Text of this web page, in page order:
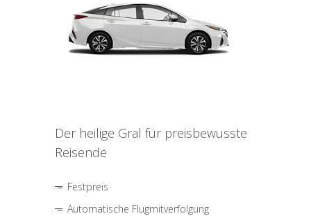
Der heilige Gral für preisbewusste
Reisende
Festpreis
Automatische Flugmitverfolgung